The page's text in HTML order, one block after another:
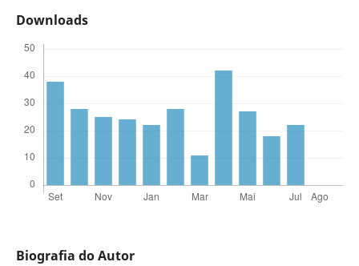
Downloads
Biografia do Autor